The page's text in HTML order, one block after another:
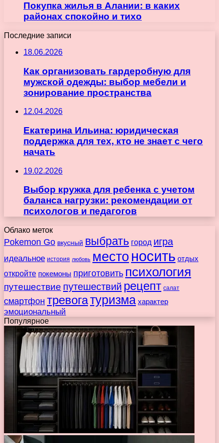
Покупка жилья в Алании: в каких
районах спокойно и тихо
Последние записи
18.06.2026
Как организовать гардеробную для
мужской одежды: выбор мебели и
зонирование пространства
12.04.2026
Екатерина Ильина: юридическая
поддержка для тех, кто не знает с чего
начать
19.02.2026
Выбор кружка для ребенка с учетом
баланса нагрузки: рекомендации от
психологов и педагогов
Облако меток
Pokemon Go вкусный выбрать город игра
идеальное история любовь место носить отдых
откройте покемоны приготовить психология
путешествие путешествий рецепт салат
смартфон тревогатуризма характер
эмоциональный
Популярное